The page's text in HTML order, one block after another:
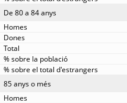
De 80 a 84 anys
85 anys o més